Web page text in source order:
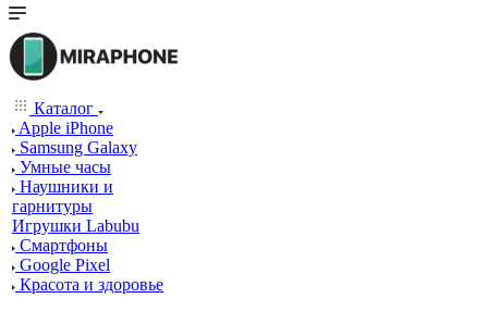
Каталог
Apple iPhone
Samsung Galaxy
Умные часы
Наушники и
гарнитуры
Игрушки Labubu
Смартфоны
Google Pixel
Красота и здоровье